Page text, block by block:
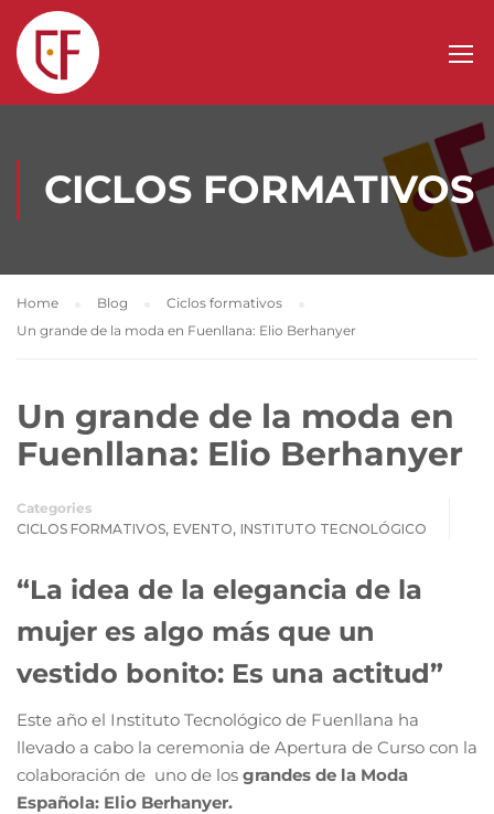
CICLOS FORMATIVOS
Home Blog
Ciclos formativos
Un grande de la moda en Fuenllana: Elio Berhanyer
Un grande de la moda en
Fuenllana: Elio Berhanyer
Categories
CICLOS FORMATIVOS, EVENTO, INSTITUTO TECNOLÓGICO
“La idea de la elegancia de la
mujer es algo más que un
vestido bonito: Es una actitud”
Este año el Instituto Tecnológico de Fuenllana ha
llevado a cabo la ceremonia de Apertura de Curso con la
colaboración de uno de los grandes de la Moda
Española: Elio Berhanyer.